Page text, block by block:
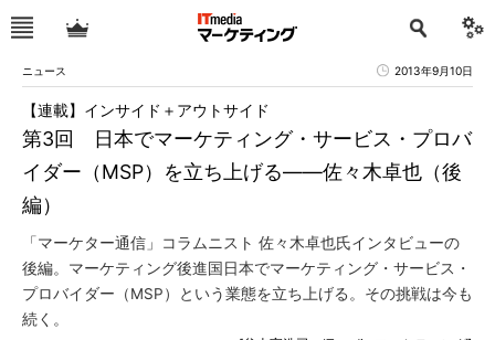
ニュース 2013年9月10日
第3回 日本でマーケティング・サービス・プロバ
イダー（MSP）を立ち上げる――佐々木卓也（後
編）
【連載】インサイド＋アウトサイド
「マーケター通信」コラムニスト 佐々木卓也氏インタビューの
後編。マーケティング後進国日本でマーケティング・サービス・
プロバイダー（MSP）という業態を立ち上げる。その挑戦は今も
続く。